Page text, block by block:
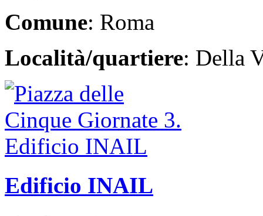
Comune: Roma
Località/quartiere: Della
Edificio INAIL